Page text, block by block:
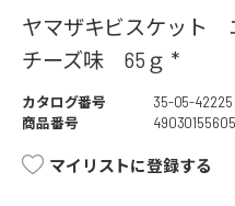
ヤマザキビスケット
チーズ味 65ｇ *
カタログ番号
35-05-42225
商品番号
マイリストに登録する